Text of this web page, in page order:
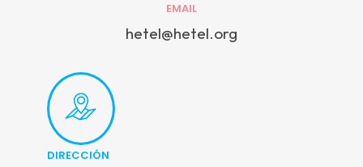
EMAIL
hetel@hetel.org
DIRECCIÓN